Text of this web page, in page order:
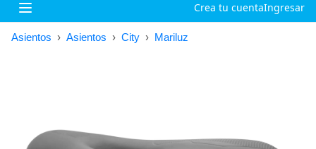
Open main menu Crea tu cuentaIngresar
Asientos › Asientos › City › Mariluz